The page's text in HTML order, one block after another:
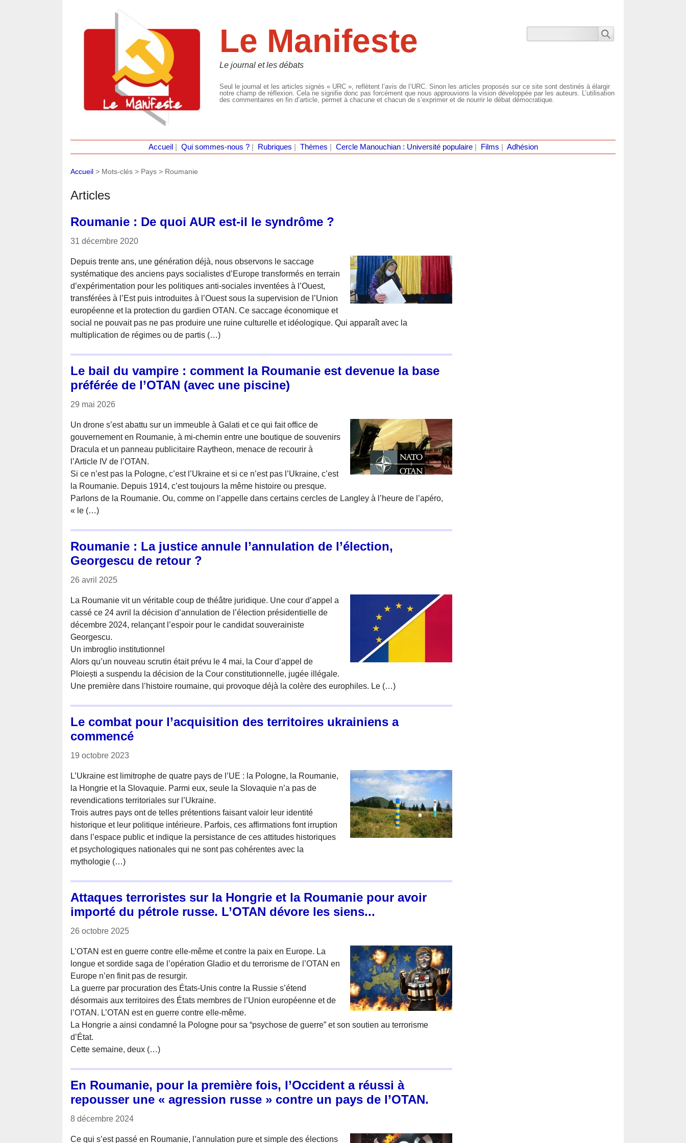
Le Manifeste
Le journal et les débats
Seul le journal et les articles signés « URC », reflètent l’avis de l’URC. Sinon les articles proposés sur ce site sont destinés à élargir
notre champ de réflexion. Cela ne signifie donc pas forcément que nous approuvions la vision développée par les auteurs. L’utilisation
des commentaires en fin d’article, permet à chacune et chacun de s’exprimer et de nourrir le débat démocratique.
Accueil Qui sommes-nous ?| Rubriques Thèmes Cercle Manouchian : Université populaire| Films Adhésion
Accueil > Mots-clés > Pays > Roumanie
Articles
Roumanie : De quoi AUR est-il le syndrôme ?
31 décembre 2020
Depuis trente ans, une génération déjà, nous observons le saccage
systématique des anciens pays socialistes d’Europe transformés en terrain
d’expérimentation pour les politiques anti-sociales inventées à l’Ouest,
transférées à l’Est puis introduites à l’Ouest sous la supervision de l’Union
européenne et la protection du gardien OTAN. Ce saccage économique et
social ne pouvait pas ne pas produire une ruine culturelle et idéologique. Qui apparaît avec la
multiplication de régimes ou de partis (…)
Le bail du vampire : comment la Roumanie est devenue la base
préférée de l’OTAN (avec une piscine)
29 mai 2026
Un drone s’est abattu sur un immeuble à Galati et ce qui fait office de
gouvernement en Roumanie, à mi-chemin entre une boutique de souvenirs
Dracula et un panneau publicitaire Raytheon, menace de recourir à
l’Article IV de l’OTAN.
Si ce n’est pas la Pologne, c’est l’Ukraine et si ce n’est pas l’Ukraine, c’est
la Roumanie. Depuis 1914, c’est toujours la même histoire ou presque.
Parlons de la Roumanie. Ou, comme on l’appelle dans certains cercles de Langley à l’heure de l’apéro,
« le (…)
Roumanie : La justice annule l’annulation de l’élection,
Georgescu de retour ?
26 avril 2025
La Roumanie vit un véritable coup de théâtre juridique. Une cour d’appel a
cassé ce 24 avril la décision d’annulation de l’élection présidentielle de
décembre 2024, relançant l’espoir pour le candidat souverainiste
Georgescu.
Un imbroglio institutionnel
Alors qu’un nouveau scrutin était prévu le 4 mai, la Cour d’appel de
Ploiești a suspendu la décision de la Cour constitutionnelle, jugée illégale.
Une première dans l’histoire roumaine, qui provoque déjà la colère des europhiles. Le (…)
Le combat pour l’acquisition des territoires ukrainiens a
commencé
19 octobre 2023
L’Ukraine est limitrophe de quatre pays de l’UE : la Pologne, la Roumanie,
la Hongrie et la Slovaquie. Parmi eux, seule la Slovaquie n’a pas de
revendications territoriales sur l’Ukraine.
Trois autres pays ont de telles prétentions faisant valoir leur identité
historique et leur politique intérieure. Parfois, ces affirmations font irruption
dans l’espace public et indique la persistance de ces attitudes historiques
et psychologiques nationales qui ne sont pas cohérentes avec la
mythologie (…)
Attaques terroristes sur la Hongrie et la Roumanie pour avoir
importé du pétrole russe. L’OTAN dévore les siens...
26 octobre 2025
L’OTAN est en guerre contre elle-même et contre la paix en Europe. La
longue et sordide saga de l’opération Gladio et du terrorisme de l’OTAN en
Europe n’en finit pas de resurgir.
La guerre par procuration des États-Unis contre la Russie s’étend
désormais aux territoires des États membres de l’Union européenne et de
l’OTAN. L’OTAN est en guerre contre elle-même.
La Hongrie a ainsi condamné la Pologne pour sa “psychose de guerre” et son soutien au terrorisme
d’État.
Cette semaine, deux (…)
En Roumanie, pour la première fois, l’Occident a réussi à
repousser une « agression russe » contre un pays de l’OTAN.
8 décembre 2024
Ce qui s’est passé en Roumanie, l’annulation pure et simple des élections